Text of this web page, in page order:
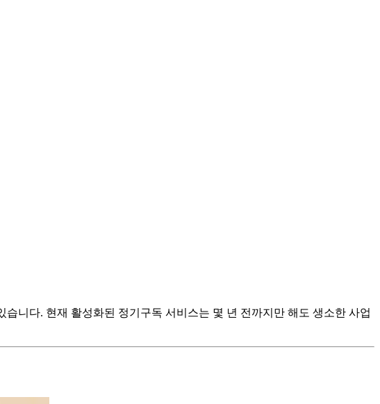
니다. 현재 활성화된 정기구독 서비스는 몇 년 전까지만 해도 생소한 사업